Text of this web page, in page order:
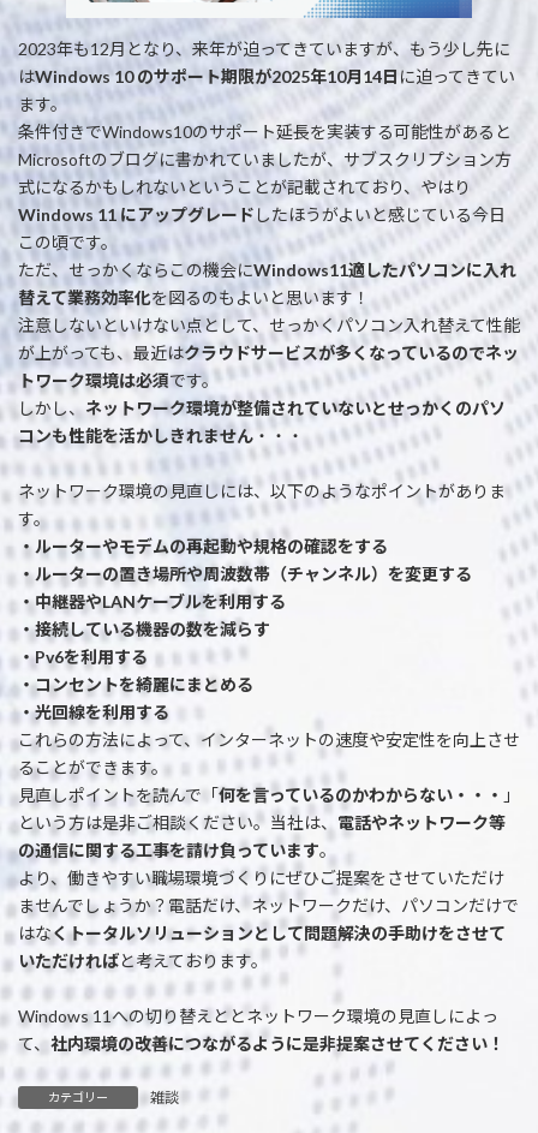
2023年も12月となり、来年が迫ってきていますが、もう少し先に
はWindows 10 のサポート期限が2025年10月14日 に迫ってきてい
ます。
条件付きでWindows10のサポート延長を実装する可能性があると
Microsoftのブログに書かれていましたが、サブスクリプション方
式になるかもしれないということが記載されており、やはり
Windows 11 にアップグレードしたほうがよいと感じている今日
この頃です。
ただ、せっかくならこの機会にWindows11適したパソコンに入れ
替えて業務効率化を図るのもよいと思います！
注意しないといけない点として、せっかくパソコン入れ替えて性能
が上がっても、最近はクラウドサービスが多くなっているのでネッ
トワーク環境は必須です。
しかし、 ネットワーク環境が整備されていないとせっかくのパソ
コンも性能を活かしきれません ・・・
ネットワーク環境の見直しには、以下のようなポイントがありま
す。
・ルーターやモデムの再起動や規格の確認をする
・ルーターの置き場所や周波数帯（チャンネル）を変更する
・中継器やLANケーブルを利用する
・接続している機器の数を減らす
・Pv6を利用する
・コンセントを綺麗にまとめる
・光回線を利用する
これらの方法によって、インターネットの速度や安定性を向上させ
ることができます。
見直しポイントを読んで「 何を言っているのかわからない・・・ 」
という方は是非ご相談ください。当社は、 電話やネットワーク等
の通信に関する工事を請け負っています。
より、働きやすい職場環境づくりにぜひご提案をさせていただけ
ませんでしょうか？電話だけ、ネットワークだけ、パソコンだけで
はなくトータルソリューションとして問題解決の手助けをさせて
いただければと考えております。
Windows 11への切り替えととネットワーク環境の見直しによっ
て、 社内環境の改善につながるように是非提案させてください！
カテゴリー 雑談